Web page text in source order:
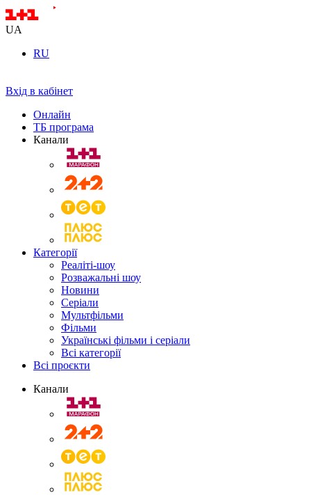
UA
RU
Вхід в кабінет
Онлайн
ТБ програма
Канали
Категорії
Реаліті-шоу
Розважальні шоу
Новини
Серіали
Мультфільми
Фільми
Українські фільми і серіали
Всі категорії
Всі проєкти
Канали